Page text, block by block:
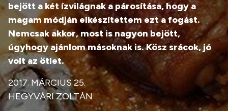
bejött a két ízvilágnak a párosítása, hogy a
magam módján elkészítettem ezt a fogást.
Nemcsak akkor, most is nagyon bejött,
úgyhogy ajánlom másoknak is. Kösz srácok, jó
volt az ötlet.
2017. MÁRCIUS 25.
HEGYVÁRI ZOLTÁN